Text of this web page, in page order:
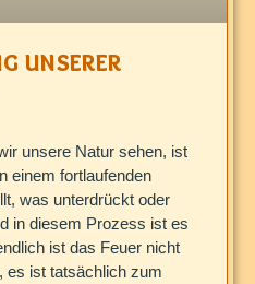
unserer
unsere Natur sehen, ist
einem fortlaufenden
was unterdrückt oder
in diesem Prozess ist es
ist das Feuer nicht
es ist tatsächlich zum